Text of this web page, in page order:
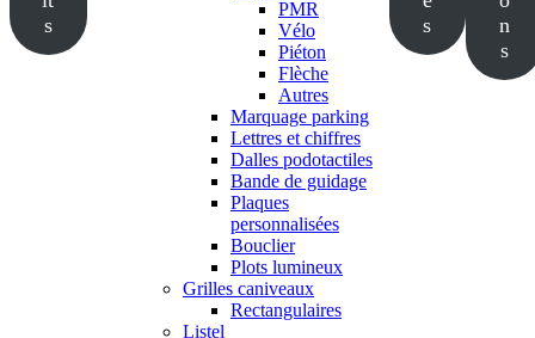
s
PMR
Vélo
Piéton
Flèche
Autres
Marquage parking
Lettres et chiffres
Dalles podotactiles
Bande de guidage
Plaques
personnalisées
Bouclier
Plots lumineux
Grilles caniveaux
Rectangulaires
Listel
s
n
s